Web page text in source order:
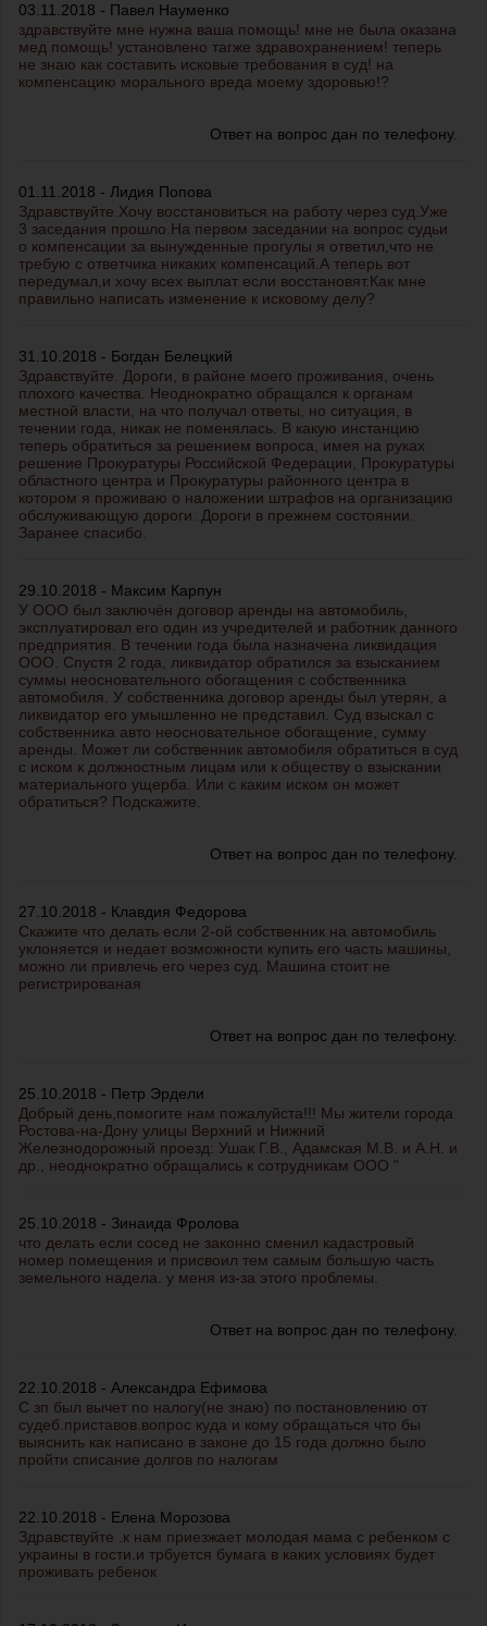
03.11.2018 - Павел Науменко
здравствуйте мне нужна ваша помощь! мне не была оказана
мед помощь! установлено тагже здравохранением! теперь
не знаю как составить исковые требования в суд! на
компенсацию морального вреда моему здоровью!?
Ответ на вопрос дан по телефону.
01.11.2018 - Лидия Попова
Здравствуйте.Хочу восстановиться на работу через суд.Уже
3 заседания прошло.На первом заседании на вопрос судьи
о компенсации за вынужденные прогулы я ответил,что не
требую с ответчика никаких компенсаций.А теперь вот
передумал,и хочу всех выплат если восстановят.Как мне
правильно написать изменение к исковому делу?
31.10.2018 - Богдан Белецкий
Здравствуйте. Дороги, в районе моего проживания, очень
плохого качества. Неоднократно обращался к органам
местной власти, на что получал ответы, но ситуация, в
течении года, никак не поменялась. В какую инстанцию
теперь обратиться за решением вопроса, имея на руках
решение Прокуратуры Российской Федерации, Прокуратуры
областного центра и Прокуратуры районного центра в
котором я проживаю о наложении штрафов на организацию
обслуживающую дороги. Дороги в прежнем состоянии.
Заранее спасибо.
29.10.2018 - Максим Карпун
У ООО был заключён договор аренды на автомобиль,
эксплуатировал его один из учредителей и работник данного
предприятия. В течении года была назначена ликвидация
ООО. Спустя 2 года, ликвидатор обратился за взысканием
суммы неосновательного обогащения с собственника
автомобиля. У собственника договор аренды был утерян, а
ликвидатор его умышленно не представил. Суд взыскал с
собственника авто неосновательное обогащение, сумму
аренды. Может ли собственник автомобиля обратиться в суд
с иском к должностным лицам или к обществу о взыскании
материального ущерба. Или с каким иском он может
обратиться? Подскажите.
Ответ на вопрос дан по телефону.
27.10.2018 - Клавдия Федорова
Скажите что делать если 2-ой собственник на автомобиль
уклоняется и недает возможности купить его часть машины,
можно ли привлечь его через суд. Машина стоит не
регистрированая
Ответ на вопрос дан по телефону.
25.10.2018 - Петр Эрдели
Добрый день,помогите нам пожалуйста!!! Мы жители города
Ростова-на-Дону улицы Верхний и Нижний
Железнодорожный проезд: Ушак Г.В., Адамская М.В. и А.Н. и
др., неоднократно обращались к сотрудникам ООО "
25.10.2018 - Зинаида Фролова
что делать если сосед не законно сменил кадастровый
номер помещения и присвоил тем самым большую часть
земельного надела. у меня из-за этого проблемы.
Ответ на вопрос дан по телефону.
22.10.2018 - Александра Ефимова
С зп был вычет по налогу(не знаю) по постановлению от
судеб.приставов.вопрос куда и кому обращаться что бы
выяснить как написано в законе до 15 года должно было
пройти списание долгов по налогам
22.10.2018 - Елена Морозова
Здравствуйте .к нам приезжает молодая мама с ребенком с
украины в гости.и трбуется бумага в каких условиях будет
проживать ребенок